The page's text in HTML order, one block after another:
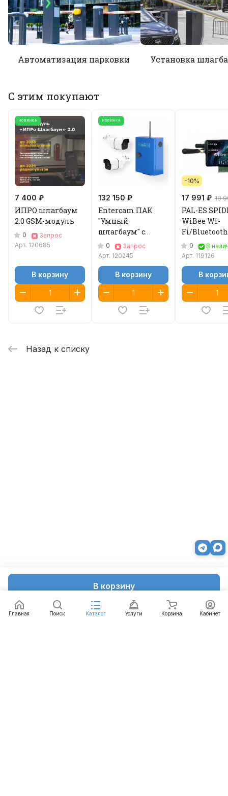
В корзину
Автоматизация парковки Установка
С этим покупают
НОВИНКА
7 400 ₽
ИПРО шлагбаум
2.0 GSM-модуль
0
Запрос
Арт. 120685
В корзину
НОВИНКА
132 150 ₽
Entercam ПАК
"Умный
шлагбаум" с
выносными
камерами
0
Запрос
Арт. 120245
В корзину
-10%
17 991 ₽ 19
PAL-ES
WiBee Wi-
Fi/
модуль
0
В
Арт. 119126
В
Назад к списку
Главная Поиск Каталог Услуги Корзина Кабинет